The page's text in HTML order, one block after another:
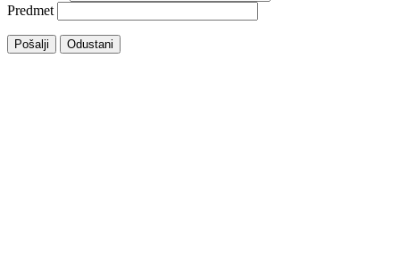
Predmet
Pošalji Odustani